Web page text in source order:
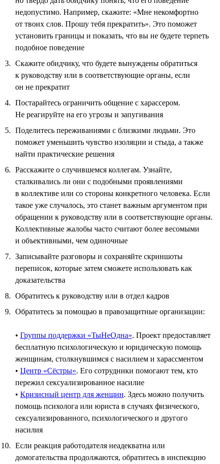
недопустимо. Например, скажите: «Мне некомфортно
от твоих слов. Прошу тебя прекратить». Это поможет
установить границы и показать, что вы не будете терпеть
подобное поведение
Скажите обидчику, что будете вынуждены обратиться
к руководству или в соответствующие органы, если
он не прекратит
Постарайтесь ограничить общение с харассером.
Не реагируйте на его угрозы и запугивания
Поделитесь переживаниями с близкими людьми. Это
поможет уменьшить чувство изоляции и стыда, а также
найти практические решения
Расскажите о случившемся коллегам. Узнайте,
сталкивались ли они с подобными проявлениями
в коллективе или со стороны конкретного человека. Если
такое уже случалось, это станет важным аргументом при
обращении к руководству или в соответствующие органы.
Коллективные жалобы часто считают более весомыми
и объективными, чем одиночные
Записывайте разговоры и сохраняйте скриншоты
переписок, которые затем сможете использовать как
доказательства
Обратитесь к руководству или в отдел кадров
Обратитесь за помощью в правозащитные организации:
• Группы поддержки «ТыНеОдна». Проект предоставляет
бесплатную психологическую и юридическую помощь
женщинам, столкнувшимся с насилием и харассментом
• Центр «Сёстры». Его сотрудники помогают тем, кто
пережил сексуализированное насилие
• Кризисный центр для женщин. Здесь можно получить
помощь психолога или юриста в случаях физического,
сексуализированного, психологического и другого
насилия
Если реакция работодателя неадекватна или
домогательства продолжаются, обратитесь в инспекцию